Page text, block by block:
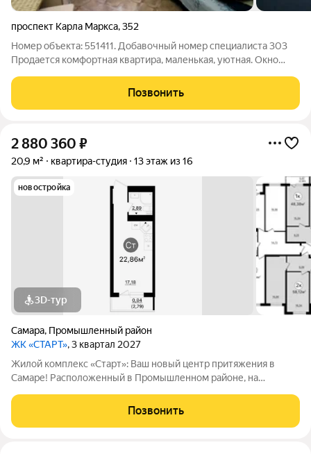
проспект Карла Маркса,352
Номер объекта: 551411. Добавочный номер специалиста 303
Продается комфортная квартира, маленькая, уютная. Окно
кухонный гарнитур. В с/у трубы поменяны, счетчики
установлены. Все чисто и аккуратно!
Позвонить
2 880 360 ₽
20,9 м² квартира-студия 13 этаж из 16
новостройка
3D-тур
Самара, Промышленный район
ЖК «СТАРТ», 3 квартал 2027
Жилой комплекс «Старт»: Ваш новый центр притяжения в
Самаре! Расположенный в Промышленном районе, на
«Старт» предлагает современное жилье для активной жизни.
Комплекс включает в себя отдельно
Позвонить